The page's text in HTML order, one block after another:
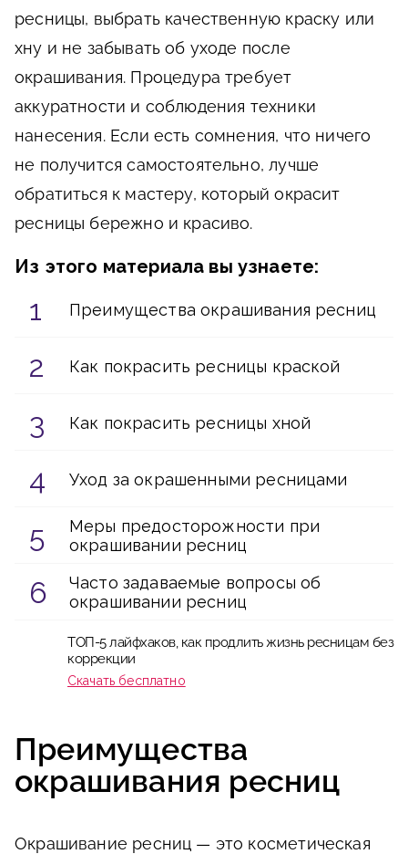
ресницы, выбрать качественную краску или
хну и не забывать об уходе после
окрашивания. Процедура требует
аккуратности и соблюдения техники
нанесения. Если есть сомнения, что ничего
не получится самостоятельно, лучше
обратиться к мастеру, который окрасит
ресницы бережно и красиво.
Из этого материала вы узнаете:
Преимущества окрашивания ресниц
Как покрасить ресницы краской
Как покрасить ресницы хной
Уход за окрашенными ресницами
Меры предосторожности при
окрашивании ресниц
Часто задаваемые вопросы об
окрашивании ресниц
ТОП-5 лайфхаков, как продлить жизнь ресницам без
коррекции
Скачать бесплатно
Преимущества
окрашивания ресниц
Окрашивание ресниц — это косметическая